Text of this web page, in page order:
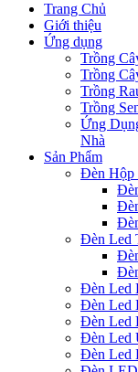
Trang Chủ
Giới thiệu
Ứng dụng
Trồng
Trồng
Trồng
Trồng
Ứng
Nhà
Sản Phẩm
Đèn Hộp
Đèn Led
Đèn Led
Đèn Led
Đèn Led
Đèn Led
Đèn Led